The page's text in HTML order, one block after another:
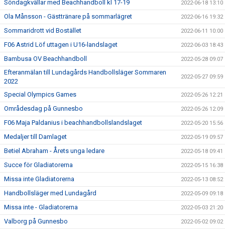
Söndagkvällar med Beachhandboll kl 17-19 2022-06-18 13:10
Ola Månsson - Gästtränare på sommarlägret 2022-06-16 19:32
Sommaridrott vid Bostället 2022-06-11 10:00
F06 Astrid Löf uttagen i U16-landslaget 2022-06-03 18:43
Bambusa OV Beachhandboll 2022-05-28 09:07
Efteranmälan till Lundagårds Handbollsläger Sommaren
2022
2022-05-27 09:59
Special Olympics Games 2022-05-26 12:21
Områdesdag på Gunnesbo 2022-05-26 12:09
F06 Maja Paldanius i beachhandbollslandslaget 2022-05-20 15:56
Medaljer till Damlaget 2022-05-19 09:57
Betiel Abraham - Årets unga ledare 2022-05-18 09:41
Succe för Gladiatorerna 2022-05-15 16:38
Missa inte Gladiatorerna 2022-05-13 08:52
Handbollsläger med Lundagård 2022-05-09 09:18
Missa inte - Gladiatorerna 2022-05-03 21:20
Valborg på Gunnesbo 2022-05-02 09:02